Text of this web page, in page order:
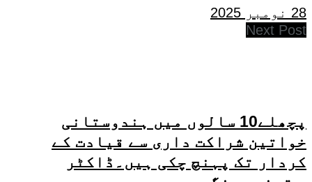
28 نومبر 2025
Next Post
پچھلے10 سالوں میں ہندوستانی
خواتین شراکت داری سے قیادت کے
کردار تک پہنچ چکی ہیں۔ڈاکٹر